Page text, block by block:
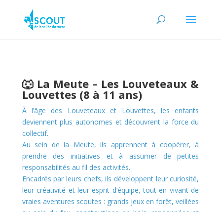
🐺 La Meute – Les Louveteaux &
Louvettes (8 à 11 ans)
À l’âge des Louveteaux et Louvettes, les enfants
deviennent plus autonomes et découvrent la force du
collectif.
Au sein de la Meute, ils apprennent à coopérer, à
prendre des initiatives et à assumer de petites
responsabilités au fil des activités.
Encadrés par leurs chefs, ils développent leur curiosité,
leur créativité et leur esprit d’équipe, tout en vivant de
vraies aventures scoutes : grands jeux en forêt, veillées